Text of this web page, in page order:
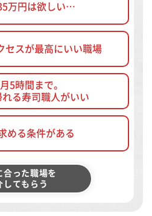
万円は欲しい…
セスが最高にいい職場
5時間まで。
る寿司職人がいい
める条件がある
合った職場を
してもらう